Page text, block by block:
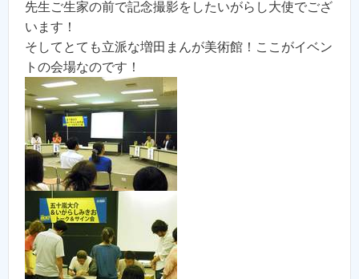
先生ご生家の前で記念撮影をしたいがらし大使でござ
います！
そしてとても立派な増田まんが美術館！ここがイベン
トの会場なのです！